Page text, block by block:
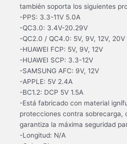
también soporta los siguientes
-PPS: 3.3-11V 5.0A
-QC3.0: 3.4V-20.29V
-QC2.0 / QC4.0: 5V, 9V, 12V, 20V
-HUAWEI FCP: 5V, 9V, 12V
-HUAWEI SCP: 3.3-12V
-SAMSUNG AFC: 9V, 12V
-APPLE: 5V 2.4A
-BC1.2: DCP 5V 1.5A
-Está fabricado con material
protecciones contra sobrecarga,
garantiza la máxima seguridad
-Longitud: N/A